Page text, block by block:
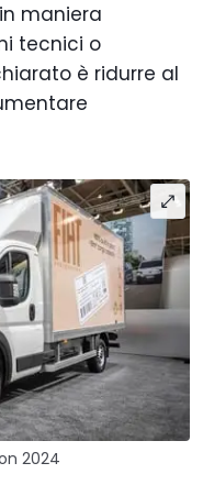
maniera
tecnici o
è ridurre al
2024